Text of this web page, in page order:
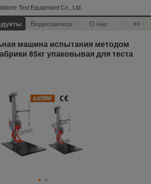
Test Equipment Co., Ltd
Видеозаписи О нас >>
машина испытания методом
85кг упаковывая для теста